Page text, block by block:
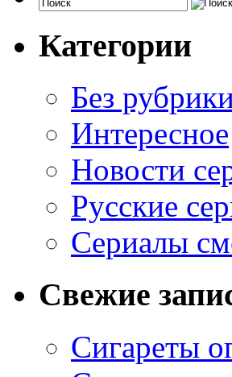
Категории
Без
Интересное
Новости
Русские
Сериалы
Свежие
Сигареты